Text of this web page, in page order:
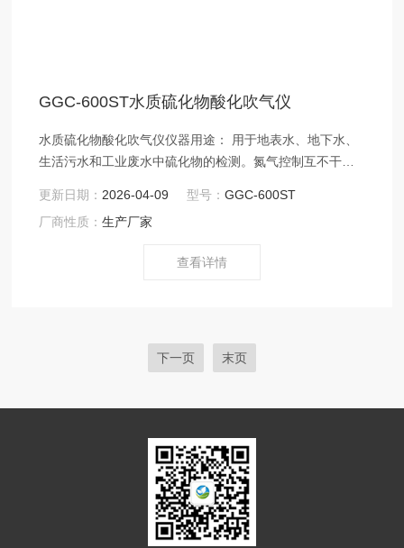
GGC-600ST水质硫化物酸化吹气仪
水质硫化物酸化吹气仪仪器用途： 用于地表水、地下水、
生活污水和工业废水中硫化物的检测。氮气控制互不干
便快捷等特点。 适用标准：GB/Tl6489—1996水质硫化物
的测定-亚甲基蓝分光光度法 HJ/T 60-2000 水质硫化物的
更新日期： 2026-04-09 型号：GGC-600ST
厂商性质：生产厂家
查看详情
下一页 末页